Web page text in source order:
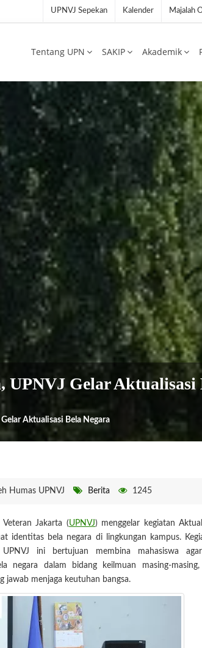
UPNVJ Sepekan Kalender Majalah
Tentang UPN SAKIP Akademik
UPNVJ Gelar Aktualisasi
Aktualisasi Bela Negara
Humas UPNVJ Berita 1245
Jakarta (UPNVJ) menggelar kegiatan
identitas bela negara di lingkungan kampus.
ini bertujuan membina mahasiswa
negara dalam bidang keilmuan masing-masing,
jawab menjaga keutuhan bangsa.